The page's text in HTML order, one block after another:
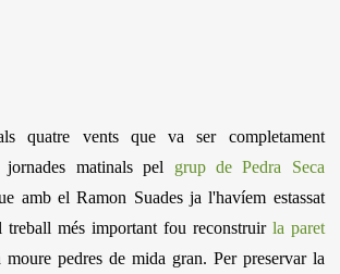
quatre vents que va ser completament
jornades matinals pel grup de Pedra Seca
amb el Ramon Suades ja l'havíem estassat
treball més important fou reconstruir la paret
moure pedres de mida gran. Per preservar la